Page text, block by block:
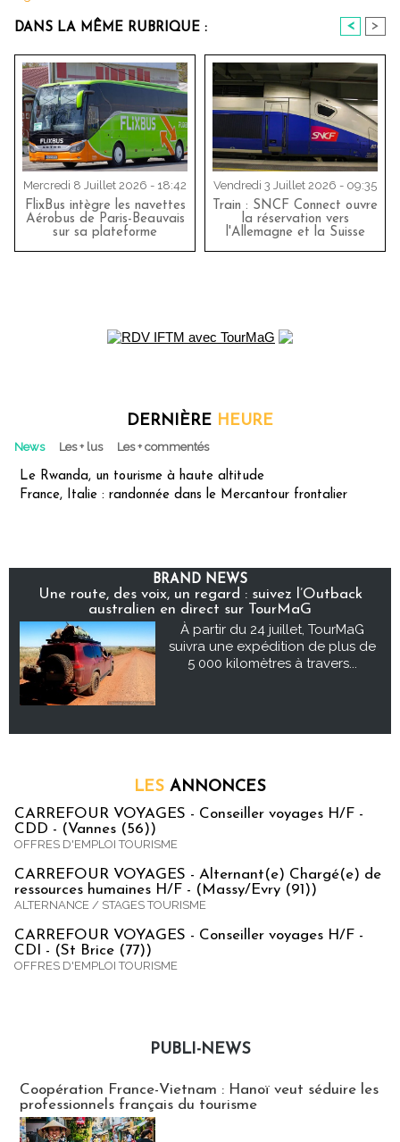
DANS LA MÊME RUBRIQUE : < >
Mercredi 8 Juillet 2026 - 18:42
FlixBus intègre les navettes
Aérobus de Paris-Beauvais
sur sa plateforme
Vendredi 3 Juillet 2026 - 09:35
Train : SNCF Connect ouvre
la réservation vers
l'Allemagne et la Suisse
DERNIÈRE HEURE
News Les + lus Les + commentés
Le Rwanda, un tourisme à haute altitude
France, Italie : randonnée dans le Mercantour frontalier
BRAND NEWS
Une route, des voix, un regard : suivez l’Outback
australien en direct sur TourMaG
À partir du 24 juillet, TourMaG
suivra une expédition de plus de
5 000 kilomètres à travers...
LES ANNONCES
CARREFOUR VOYAGES - Conseiller voyages H/F -
CDD - (Vannes (56))
OFFRES D'EMPLOI TOURISME
CARREFOUR VOYAGES - Alternant(e) Chargé(e) de
ressources humaines H/F - (Massy/Evry (91))
ALTERNANCE / STAGES TOURISME
CARREFOUR VOYAGES - Conseiller voyages H/F -
CDI - (St Brice (77))
OFFRES D'EMPLOI TOURISME
PUBLI-NEWS
Coopération France-Vietnam : Hanoï veut séduire les
professionnels français du tourisme